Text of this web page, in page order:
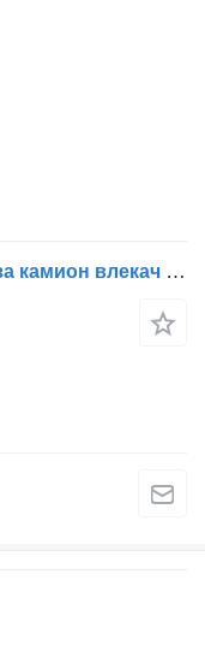
Страничен ретровизор 1812867 за камион влекач DAF XF95, XF105 (2001-2014)